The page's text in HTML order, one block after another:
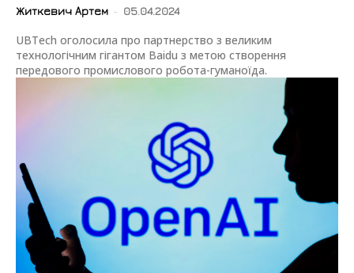
Житкевич Артем - 05.04.2024
UBTech оголосила про партнерство з великим
технологічним гігантом Baidu з метою створення
передового промислового робота-гуманоїда.